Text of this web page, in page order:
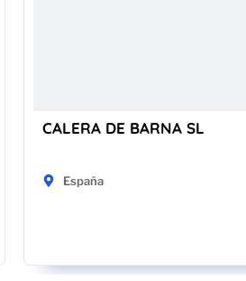
CALERA DE BARNA SL
España